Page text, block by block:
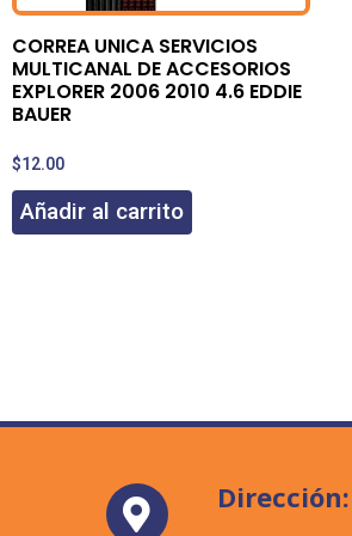
CORREA UNICA SERVICIOS
MULTICANAL DE ACCESORIOS
EXPLORER 2006 2010 4.6 EDDIE
BAUER
$12.00
Añadir al carrito
Dirección: